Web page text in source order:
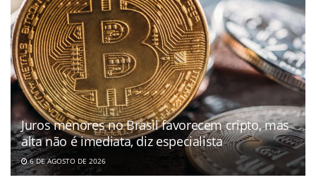
Juros menores no Brasil favorecem cripto, mas
alta não é imediata, diz especialista
6 DE AGOSTO DE 2026